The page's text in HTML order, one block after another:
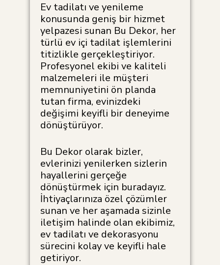
Ev tadilatı ve yenileme
konusunda geniş bir hizmet
yelpazesi sunan Bu Dekor, her
türlü ev içi tadilat işlemlerini
titizlikle gerçekleştiriyor.
Profesyonel ekibi ve kaliteli
malzemeleri ile müşteri
memnuniyetini ön planda
tutan firma, evinizdeki
değişimi keyifli bir deneyime
dönüştürüyor.
Bu Dekor olarak bizler,
evlerinizi yenilerken sizlerin
hayallerini gerçeğe
dönüştürmek için buradayız.
İhtiyaçlarınıza özel çözümler
sunan ve her aşamada sizinle
iletişim halinde olan ekibimiz,
ev tadilatı ve dekorasyonu
sürecini kolay ve keyifli hale
getiriyor.